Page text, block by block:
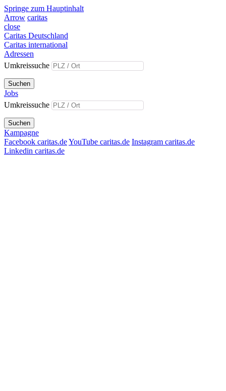
Springe zum Hauptinhalt
Arrow caritas
close
Caritas Deutschland
Caritas international
Adressen
Umkreissuche
Suchen
Jobs
Umkreissuche
Suchen
Kampagne
Facebook caritas.deYouTube caritas.de Instagram caritas.de
Linkedin caritas.de